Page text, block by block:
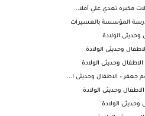
مكبره تعدي علي أملا...
مدرسة المؤسسة بالعسيرات
الولادة
وحديثى الولادة
وحديثى الولادة
جعفر – الاطفال وحديثى ا...
وحديثى الولادة
الولادة